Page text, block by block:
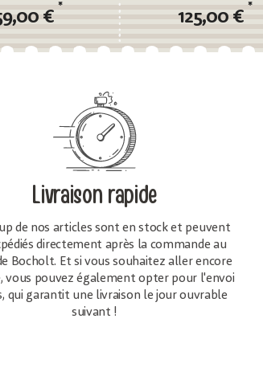
€
*
125,00 €
*
Livraison rapide
de nos articles sont en stock et peuvent
directement après la commande au
Bocholt. Et si vous souhaitez aller encore
vous pouvez également opter pour l'envoi
qui garantit une livraison le jour ouvrable
suivant !